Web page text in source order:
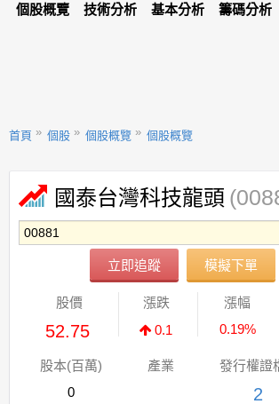
個股概覽 技術分析 基本分析 籌碼分析
首頁 個股 個股概覽 個股概覽
國泰台灣科技龍頭
立即追蹤 模擬下單
股價
52.75
漲跌
0.1
漲幅
0.19%
股本(百萬)
0
產業 發行權證
2